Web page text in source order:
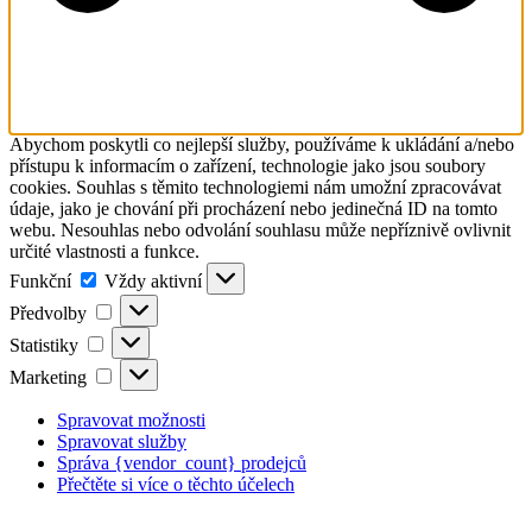
Abychom poskytli co nejlepší služby, používáme k ukládání a/nebo
přístupu k informacím o zařízení, technologie jako jsou soubory
cookies. Souhlas s těmito technologiemi nám umožní zpracovávat
údaje, jako je chování při procházení nebo jedinečná ID na tomto
webu. Nesouhlas nebo odvolání souhlasu může nepříznivě ovlivnit
určité vlastnosti a funkce.
Funkční
Funkční
Vždy aktivní
Předvolby
Předvolby
Statistiky Statistiky
Marketing Marketing
Spravovat možnosti
Spravovat služby
Správa {vendor_count} prodejců
Přečtěte si více o těchto účelech